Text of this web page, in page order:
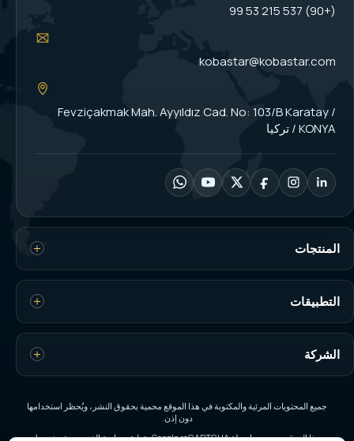
(+90) 537 215 53 99
kobastar@kobastar.com
Fevziçakmak Mah. Ayyıldız Cad. No: 103/B Karatay /
KONYA / تركيا
المنتجات
خلايا الحمل
مؤشرات الوزن
مقاييس القوة
التطبيقات
التحكم في الحمل الزائد للرافعة
وزن الصوامع والخزانات
الوزن والأتمتة المخصصة
الشركة
جميع المحتويات المرئية والمكتوبة في هذا الموقع محمية بحقوق النشر، ويُحظر استخدامها
دون إذن.
هذا الموقع محمي بواسطة Google reCAPTCHA وتطبق سياسة الخصوصية وشروط